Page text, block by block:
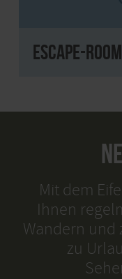
Escape-
Mit dem
Ihnen
Wandern und
zu